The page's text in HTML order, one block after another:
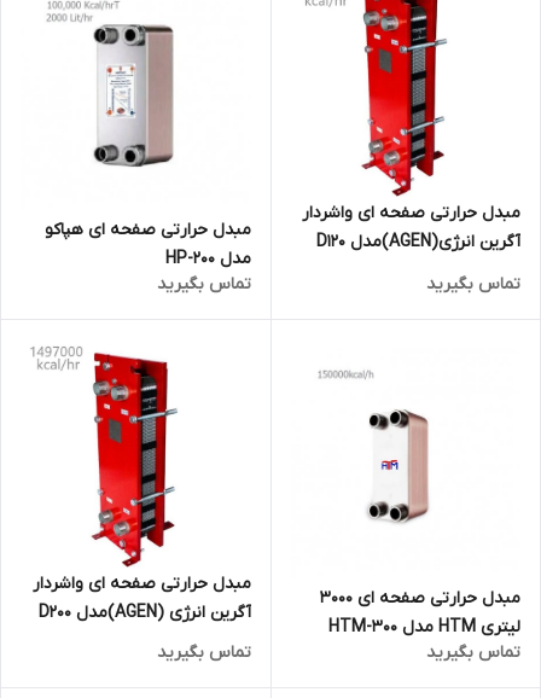
مبدل حرارتی صفحه ای واشردار
آگرین انرژی(AGEN)مدل D120
تماس بگیرید
مبدل حرارتی صفحه ای هپاکو
مدل HP-200
تماس بگیرید
مبدل حرارتی صفحه ای 3000
لیتری HTM مدل HTM-300
تماس بگیرید
مبدل حرارتی صفحه ای واشردار
آگرین انرژی (AGEN)مدل D200
تماس بگیرید